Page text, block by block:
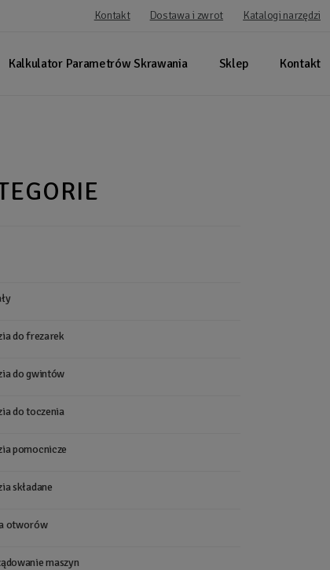
Kontakt Dostawa i zwrot Katalogi narzędzi
Kalkulator Parametrów Skrawania Sklep Kontakt
do frezarek
do gwintów
do toczenia
pomocnicze
składane
otworów
maszyn